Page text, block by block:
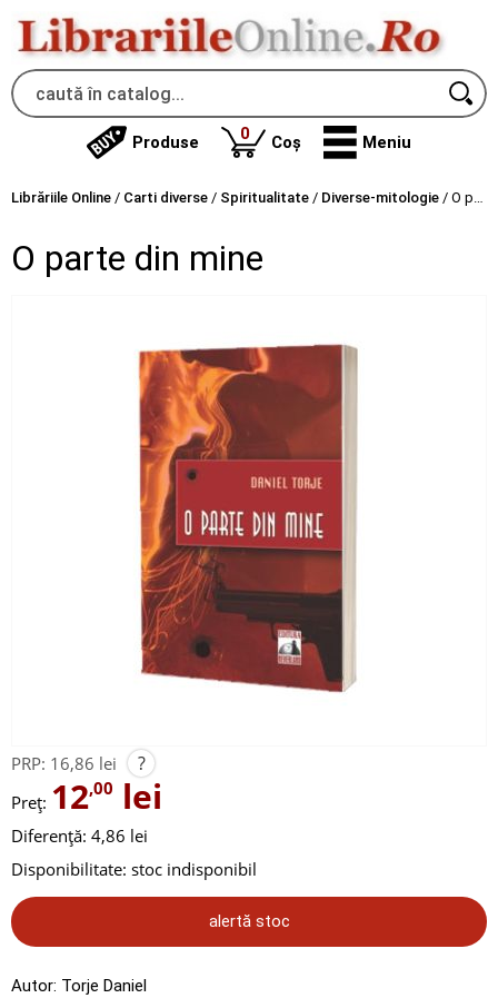
Produse 0produse
Coș Meniu
Librăriile Online / Carti diverse / Spiritualitate / Diverse-mitologie / O parte din mine
O parte din mine
PRP: 16,86 lei ?
Preț: 12,00 lei
Diferență: 4,86 lei
Disponibilitate: stoc indisponibil
alertă stoc
Autor: Torje Daniel